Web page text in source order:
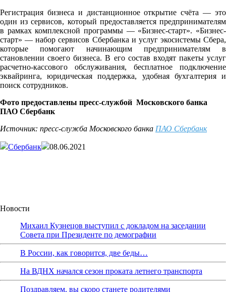
Регистрация бизнеса и дистанционное открытие счёта — это
один из сервисов, который предоставляется предпринимателям
в рамках комплексной программы — «Бизнес-старт». «Бизнес-
старт» — набор сервисов Сбербанка и услуг экосистемы Сбера,
которые помогают начинающим предпринимателям в
становлении своего бизнеса. В его состав входят пакеты услуг
расчетно-кассового обслуживания, бесплатное подключение
эквайринга, юридическая поддержка, удобная бухгалтерия и
поиск сотрудников.
Фото предоставлены пресс-службой Московского банка
ПАО Сбербанк
Источник: пресс-служба Московского банка ПАО Сбербанк
Сбербанк 08.06.2021
Новости
Михаил Кузнецов выступил с докладом на заседании
Совета при Президенте по демографии
В России, как говорится, две беды…
На ВДНХ начался сезон проката летнего транспорта
Поздравляем, вы скоро станете родителями